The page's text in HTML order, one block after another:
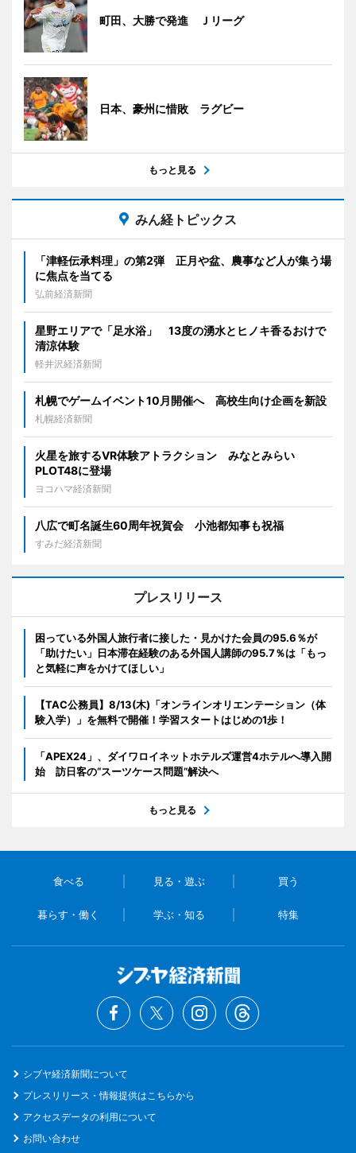
町田、大勝で発進 Ｊリーグ
日本、豪州に惜敗 ラグビー
もっと見る
みん経トピックス
「津軽伝承料理」の第2弾 正月や盆、農事など人が集う場
に焦点を当てる
弘前経済新聞
星野エリアで「足水浴」 13度の湧水とヒノキ香るおけで
清涼体験
軽井沢経済新聞
札幌でゲームイベント10月開催へ 高校生向け企画を新設
札幌経済新聞
火星を旅するVR体験アトラクション みなとみらい
PLOT48に登場
ヨコハマ経済新聞
八広で町名誕生60周年祝賀会 小池都知事も祝福
すみだ経済新聞
プレスリリース
困っている外国人旅行者に接した・見かけた会員の95.6％が
「助けたい」日本滞在経験のある外国人講師の95.7％は「もっ
と気軽に声をかけてほしい」
【TAC公務員】8/13(木)「オンラインオリエンテーション（体
験入学）」を無料で開催！学習スタートはじめの1歩！
「APEX24」、ダイワロイネットホテルズ運営4ホテルへ導入開
始 訪日客の“スーツケース問題”解決へ
もっと見る
食べる 見る・遊ぶ 買う
暮らす・働く 学ぶ・知る 特集
シブヤ経済新聞について
プレスリリース・情報提供はこちらから
アクセスデータの利用について
お問い合わせ